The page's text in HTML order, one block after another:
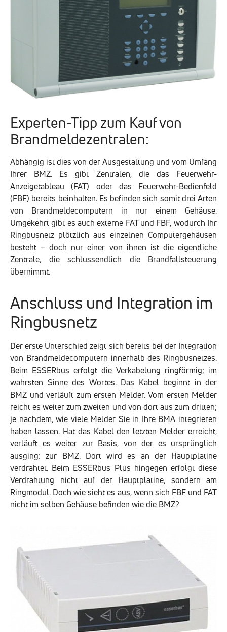
Experten-Tipp zum Kauf von
Brandmeldezentralen:
Abhängig ist dies von der Ausgestaltung und vom Umfang
Ihrer BMZ. Es gibt Zentralen, die das Feuerwehr-
Anzeigetableau (FAT) oder das Feuerwehr-Bedienfeld
(FBF) bereits beinhalten. Es befinden sich somit drei Arten
von Brandmeldecomputern in nur einem Gehäuse.
Umgekehrt gibt es auch externe FAT und FBF, wodurch Ihr
Ringbusnetz plötzlich aus einzelnen Computergehäusen
besteht – doch nur einer von ihnen ist die eigentliche
Zentrale, die schlussendlich die Brandfallsteuerung
übernimmt.
Anschluss und Integration im
Ringbusnetz
Der erste Unterschied zeigt sich bereits bei der Integration
von Brandmeldecomputern innerhalb des Ringbusnetzes.
Beim ESSERbus erfolgt die Verkabelung ringförmig; im
wahrsten Sinne des Wortes. Das Kabel beginnt in der
BMZ und verläuft zum ersten Melder. Vom ersten Melder
reicht es weiter zum zweiten und von dort aus zum dritten;
je nachdem, wie viele Melder Sie in Ihre BMA integrieren
haben lassen. Hat das Kabel den letzten Melder erreicht,
verläuft es weiter zur Basis, von der es ursprünglich
ausging: zur BMZ. Dort wird es an der Hauptplatine
verdrahtet. Beim ESSERbus Plus hingegen erfolgt diese
Verdrahtung nicht auf der Hauptplatine, sondern am
Ringmodul. Doch wie sieht es aus, wenn sich FBF und FAT
nicht im selben Gehäuse befinden wie die BMZ?